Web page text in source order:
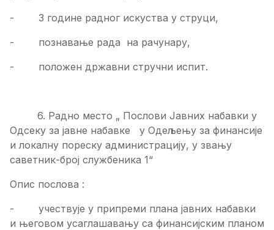
- 3 године радног искуства у струци,
- познавање рада на рачунару,
- положен државни стручни испит.
6. Радно место „ Послови Јавних набавки у
Одсеку за јавне набавке у Одељењу за финансије
и локалну пореску администрацију, у звању
саветник-број службеника 1“
Опис послова :
- учествује у припреми плана јавних набавки
и његовом усаглашавању са финансијским планом